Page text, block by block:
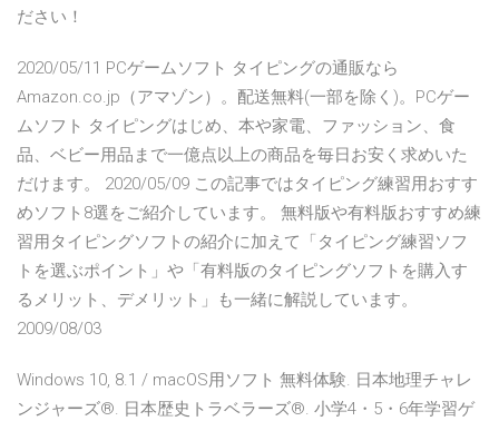
ださい！
2020/05/11 PCゲームソフト タイピングの通販なら
Amazon.co.jp（アマゾン）。配送無料(一部を除く)。PCゲー
ムソフト タイピングはじめ、本や家電、ファッション、食
品、ベビー用品まで一億点以上の商品を毎日お安く求めいた
だけます。 2020/05/09 この記事ではタイピング練習用おすす
めソフト8選をご紹介しています。 無料版や有料版おすすめ練
習用タイピングソフトの紹介に加えて「タイピング練習ソフ
トを選ぶポイント」や「有料版のタイピングソフトを購入す
るメリット、デメリット」も一緒に解説しています。
2009/08/03
Windows 10, 8.1 / macOS用ソフト 無料体験. 日本地理チャレ
ンジャーズ®. 日本歴史トラベラーズ®. 小学4・5・6年学習ゲ